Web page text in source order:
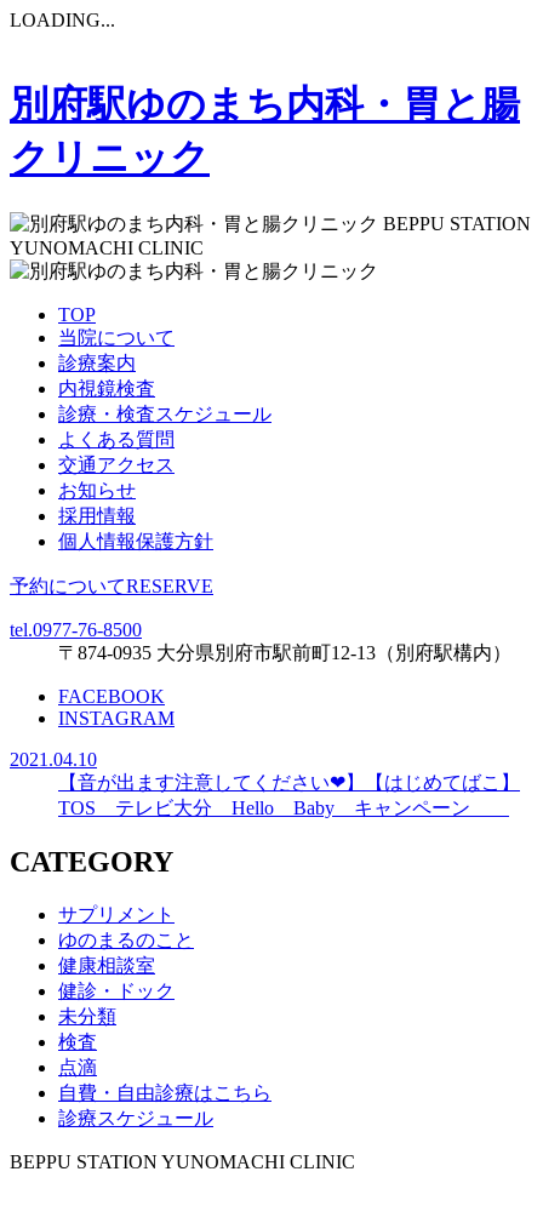
LOADING...
別府駅ゆのまち内科・胃と腸
クリニック
BEPPU STATION
YUNOMACHI CLINIC
TOP
当院について
診療案内
内視鏡検査
診療・検査スケジュール
よくある質問
交通アクセス
お知らせ
採用情報
個人情報保護方針
予約についてRESERVE
tel.0977-76-8500
〒874-0935 大分県別府市駅前町12-13（別府駅構内）
FACEBOOK
INSTAGRAM
2021.04.10
【音が出ます注意してください❤】【はじめてばこ】
TOS テレビ大分 Hello Baby キャンペーン
CATEGORY
サプリメント
ゆのまるのこと
健康相談室
健診・ドック
未分類
検査
点滴
自費・自由診療はこちら
診療スケジュール
BEPPU STATION YUNOMACHI CLINIC